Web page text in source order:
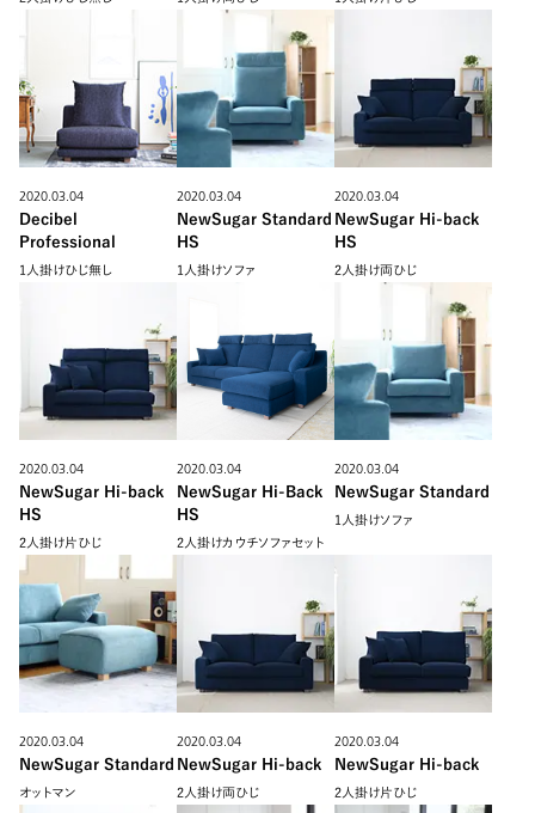
2020.03.04
Decibel
Professional
1人掛けひじ無し
2020.03.04
NewSugar Standard
HS
1人掛けソファ
2020.03.04
NewSugar Hi-back
HS
2人掛け両ひじ
2020.03.04
NewSugar Hi-back
HS
2人掛け片ひじ
2020.03.04
NewSugar Hi-Back
HS
2人掛けカウチソファセット
2020.03.04
NewSugar Standard
1人掛けソファ
2020.03.04
NewSugar Standard
オットマン
2020.03.04
NewSugar Hi-back
2人掛け両ひじ
2020.03.04
NewSugar Hi-back
2人掛け片ひじ